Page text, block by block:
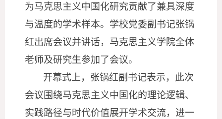
为马克思主义中国化研究贡献了兼具深度
与温度的学术样本。学校党委副书记张锅
红出席会议并讲话，马克思主义学院全体
老师及研究生参加了会议。
开幕式上， 张锅红副书记表示，此次
会议围绕马克思主义中国化的理论逻辑、
实践路径与时代价值展开学术交流，进一